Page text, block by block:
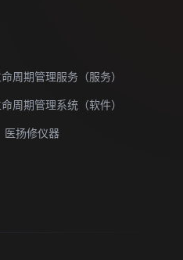
周期管理服务（服务）
周期管理系统（软件）
医扬修仪器